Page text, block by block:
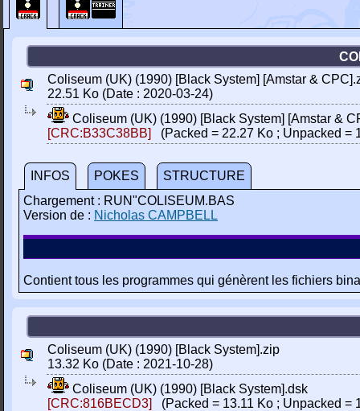
Coliseum (UK) (1990) [Black System] [Amstar &
22.51 Ko (Date : 2020-03-24)
Coliseum (UK) (1990) [Black System] [Amstar &
[CRC:B33C38BB]
(Packed = 22.27 Ko ; Unpacked =
INFOS POKES
STRUCTURE
Chargement : RUN"COLISEUM.BAS
Version de : Nicholas CAMPBELL
Contient tous les programmes qui génèrent les fichiers
Coliseum (UK) (1990) [Black System].zip
13.32 Ko (Date : 2021-10-28)
Coliseum (UK) (1990) [Black System].dsk
[CRC:816BECD3]
(Packed = 13.11 Ko ; Unpacked =